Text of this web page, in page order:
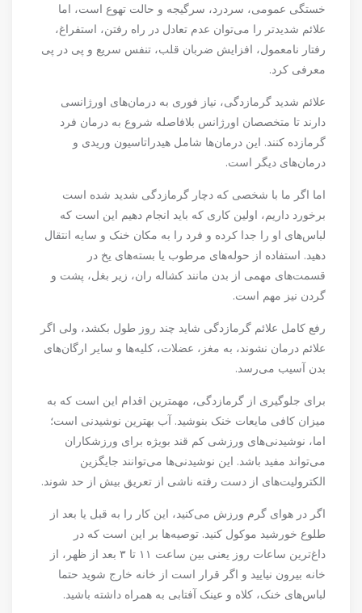
خستگی عمومی، سردرد، سرگیجه و حالت تهوع است، اما
علائم شدیدتر را می‌توان عدم تعادل در راه رفتن، استفراغ،
رفتار نامعمول، افزایش ضربان قلب، تنفس سریع و پی در پی
معرفی کرد.
علائم شدید گرمازدگی، نیاز فوری به درمان‌های اورژانسی
دارند تا متخصصان اورژانس بلافاصله شروع به درمان فرد
گرمازده کنند. این درمان‌ها شامل هیدراتاسیون وریدی و
درمان‌های دیگر است.
اما اگر ما با شخصی که دچار گرمازدگی شدید شده است
برخورد داریم، اولین کاری که باید انجام دهیم این است که
لباس‌های او را جدا کرده و فرد را به مکان خنک و سایه انتقال
دهید. استفاده از حوله‌های مرطوب یا بسته‌های یخ در
قسمت‌های مهمی از بدن مانند کشاله ران، زیر بغل، پشت و
گردن نیز مهم است.
رفع کامل علائم گرمازدگی شاید چند روز طول بکشد، ولی اگر
علائم درمان نشوند، به مغز، عضلات، کلیه‌ها و سایر ارگان‌های
بدن آسیب می‌رسد.
برای جلوگیری از گرمازدگی، مهمترین اقدام این است که به
میزان کافی مایعات خنک بنوشید. آب بهترین نوشیدنی است؛
اما، نوشیدنی‌های ورزشی کم قند بویژه برای ورزشکاران
می‌تواند مفید باشد. این نوشیدنی‌ها می‌توانند جایگزین
الکترولیت‌های از دست رفته ناشی از تعریق بیش از حد شوند.
اگر در هوای گرم ورزش می‌کنید، این کار را به قبل یا بعد از
طلوع خورشید موکول کنید. توصیه‌ها بر این است که در
داغ‌ترین ساعات روز یعنی بین ساعت ۱۱ تا ۳ بعد از ظهر، از
خانه بیرون نیایید و اگر قرار است از خانه خارج شوید حتما
لباس‌های خنک، کلاه و عینک آفتابی به همراه داشته باشید.